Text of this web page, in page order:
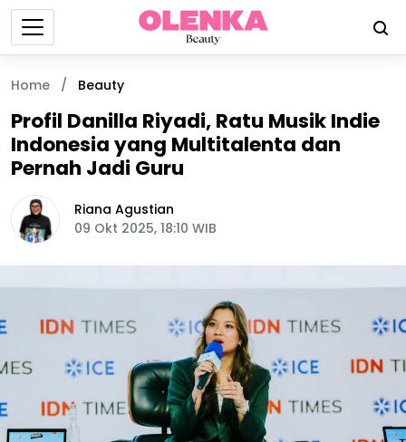
Home / Beauty
Profil Danilla Riyadi, Ratu Musik Indie
Indonesia yang Multitalenta dan
Pernah Jadi Guru
Riana Agustian
09 Okt 2025, 18:10 WIB